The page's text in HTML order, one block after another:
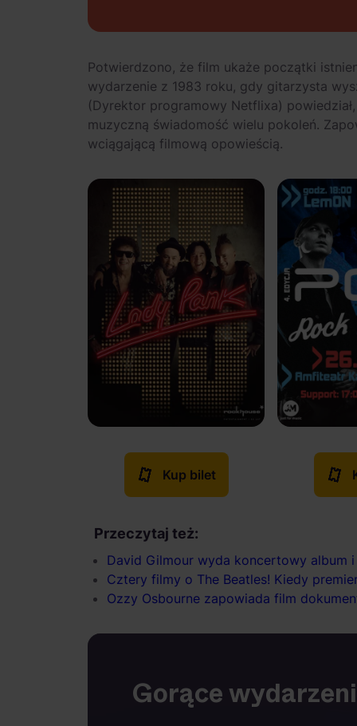
Potwierdzono, że film ukaże początki
wydarzenie z 1983 roku, gdy gitarzysta
(Dyrektor programowy Netflixa)
muzyczną świadomość wielu pokoleń.
wciągającą filmową opowieścią.
Kup bilet
Przeczytaj też:
David Gilmour wyda koncertowy album
Cztery filmy o The Beatles! Kiedy
Ozzy Osbourne zapowiada film
Gorące